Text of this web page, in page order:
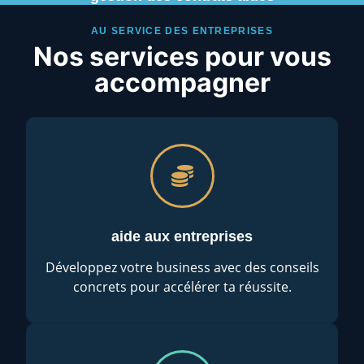
AU SERVICE DES ENTREPRISES
Nos services pour vous
accompagner
aide aux entreprises
Développez votre business avec des conseils
concrets pour accélérer ta réussite.